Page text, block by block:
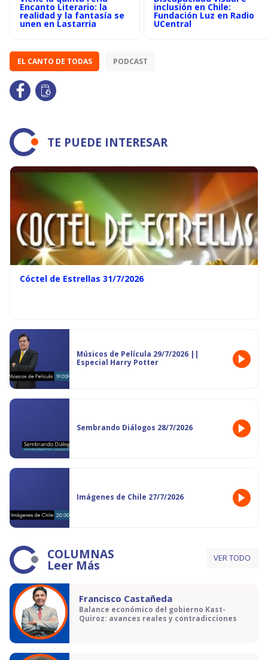
Encanto Literario: la
realidad y la fantasía se
unen en Lastarria
inclusión en Chile:
Fundación Luz en Radio
UCentral
EL CANTO DE TODAS PODCAST
TE PUEDE INTERESAR
Cóctel de Estrellas 31/7/2026
Músicos de Película 29/7/2026 ||
Especial Harry Potter
Sembrando Diálogos 28/7/2026
Imágenes de Chile 27/7/2026
COLUMNAS
Leer Más VER TODO
Francisco Castañeda
Balance económico del gobierno Kast-
Quiroz: avances reales y contradicciones